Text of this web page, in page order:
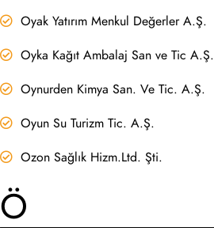
Oyak Yatırım Menkul Değerler A.Ş.
Oyka Kağıt Ambalaj San ve Tic A.Ş.
Oynurden Kimya San. Ve Tic. A.Ş.
Oyun Su Turizm Tic. A.Ş.
Ozon Sağlık Hizm.Ltd. Şti.
Ö